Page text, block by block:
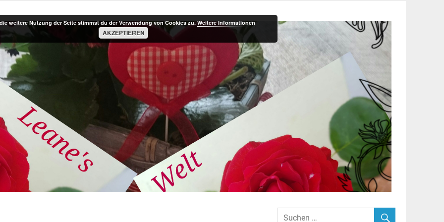
weitere Nutzung der Seite stimmst du der Verwendung von Cookies zu.Weitere Informationen
AKZEPTIEREN